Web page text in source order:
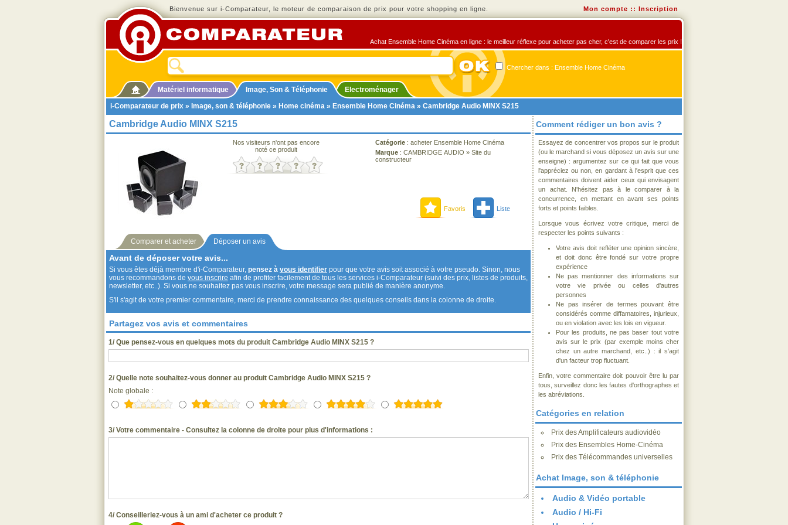
Bienvenue sur i-Comparateur, le moteur de comparaison de prix pour votre shopping en ligne. Mon compte :: Inscription
Achat Ensemble Home Cinéma en ligne : le meilleur réflexe pour acheter pas cher, c'est de comparer les prix !
Chercher dans : Ensemble Home Cinéma
Matériel informatique Image, Son & Téléphonie
Electroménager
i-Comparateur de prix » Image, son & téléphonie » Home cinéma » Ensemble Home Cinéma » Cambridge Audio MINX S215
Cambridge Audio MINX S215
Nos visiteurs n'ont pas encore
noté ce produit
Catégorie : acheter Ensemble Home Cinéma
Marque : CAMBRIDGE AUDIO » Site du
constructeur
Favoris Liste
Comparer et acheter Déposer un avis
Avant de déposer votre avis...
Si vous êtes déjà membre d'i-Comparateur, pensez à vous identifier pour que votre avis soit associé à votre pseudo. Sinon, nous
vous recommandons de vous inscrire afin de profiter facilement de tous les services i-Comparateur (suivi des prix, listes de produits,
newsletter, etc..). Si vous ne souhaitez pas vous inscrire, votre message sera publié de manière anonyme.
S'il s'agit de votre premier commentaire, merci de prendre connaissance des quelques conseils dans la colonne de droite.
Partagez vos avis et commentaires
1/ Que pensez-vous en quelques mots du produit Cambridge Audio MINX S215 ?
2/ Quelle note souhaitez-vous donner au produit Cambridge Audio MINX S215 ?
Note globale :
3/ Votre commentaire - Consultez la colonne de droite pour plus d'informations :
4/ Conseilleriez-vous à un ami d'acheter ce produit ?
Comment rédiger un bon avis ?
Essayez de concentrer vos propos sur le produit
(ou le marchand si vous déposez un avis sur une
enseigne) : argumentez sur ce qui fait que vous
l'appréciez ou non, en gardant à l'esprit que ces
commentaires doivent aider ceux qui envisagent
un achat. N'hésitez pas à le comparer à la
concurrence, en mettant en avant ses points
forts et points faibles.
Lorsque vous écrivez votre critique, merci de
respecter les points suivants :
Votre avis doit refléter une opinion sincère,
et doit donc être fondé sur votre propre
expérience
Ne pas mentionner des informations sur
votre vie privée ou celles d'autres
personnes
Ne pas insérer de termes pouvant être
considérés comme diffamatoires, injurieux,
ou en violation avec les lois en vigueur.
Pour les produits, ne pas baser tout votre
avis sur le prix (par exemple moins cher
chez un autre marchand, etc..) : il s'agit
d'un facteur trop fluctuant.
Enfin, votre commentaire doit pouvoir être lu par
tous, surveillez donc les fautes d'orthographes et
les abréviations.
Catégories en relation
Prix des Amplificateurs audiovidéo
Prix des Ensembles Home-Cinéma
Prix des Télécommandes universelles
Achat Image, son & téléphonie
Audio & Vidéo portable
Audio / Hi-Fi